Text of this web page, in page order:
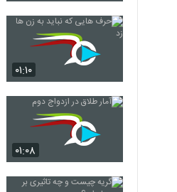
۰۱:۱۰
۰۱:۰۸